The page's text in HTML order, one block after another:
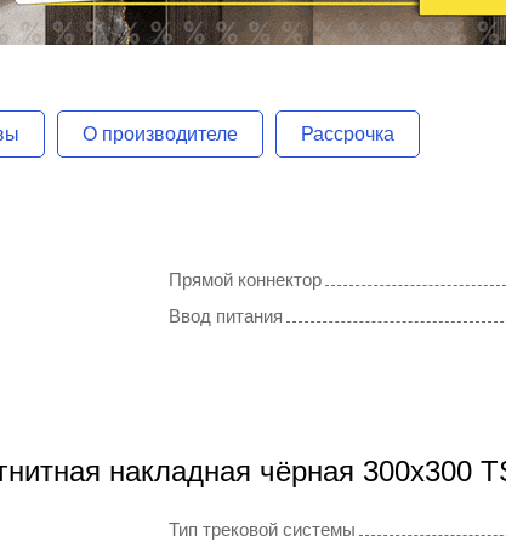
О производителе Рассрочка
Прямой коннектор
Ввод питания
накладная чёрная 300x300
Тип трековой системы